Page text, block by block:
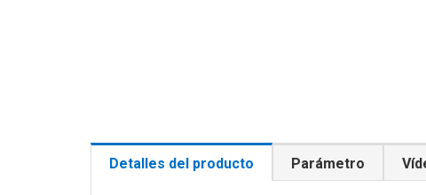
Detalles del producto Parámetro